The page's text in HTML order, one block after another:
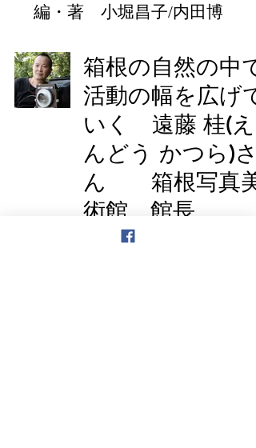
​編・著 小堀昌子/内田博
箱根の自然の中で
活動の幅を広げて
いく 遠藤 桂(え
んどう かつら)さ
ん 箱根写真美
術館 館長